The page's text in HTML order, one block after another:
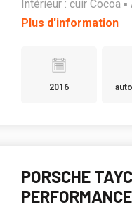
Intérieur : cuir Cocoa
Plus d'information
2016
PORSCHE